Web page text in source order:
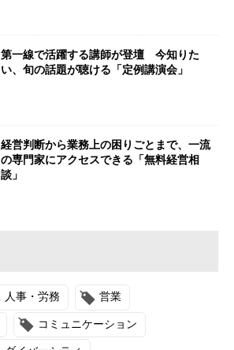
第一線で活躍する講師が登壇 今知りた
い、旬の話題が聴ける「定例講演会」
経営判断から業務上の困りごとまで、一流
の専門家にアクセスできる「無料経営相
談」
人事・労務 営業
コミュニケーション